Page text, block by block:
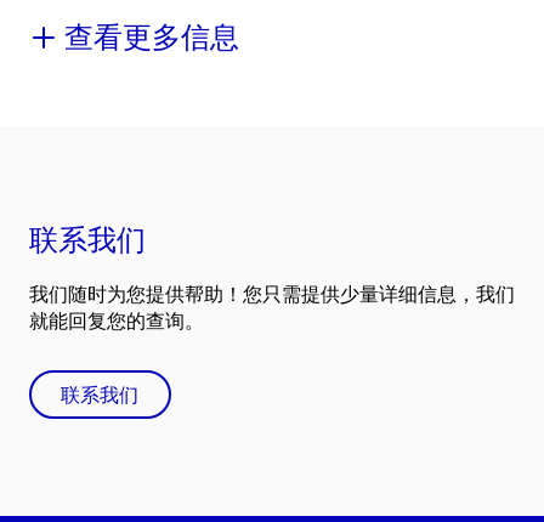
查看更多信息
联系我们
我们随时为您提供帮助！您只需提供少量详细信息，我们
就能回复您的查询。
联系我们